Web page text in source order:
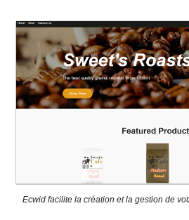
Ecwid facilite la création et la gestion de